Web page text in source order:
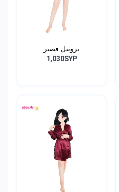
بروتيل قصير
1,030SYP